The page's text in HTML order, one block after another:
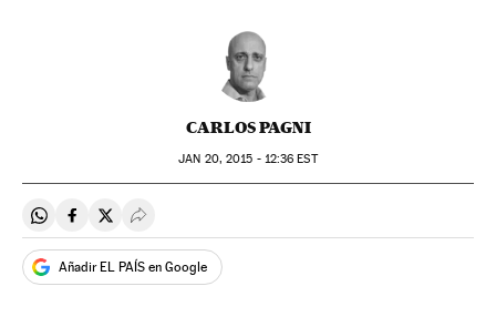
CARLOS PAGNI
JAN 20, 2015 - 12:36 EST
Compartir en Whatsapp
Compartir en Facebook
Compartir en Twitter
Desplegar Redes Sociales
Añadir EL PAÍS en Google